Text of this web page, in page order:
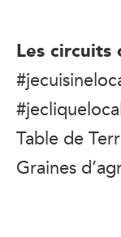
Les circuits
Table de
Graines